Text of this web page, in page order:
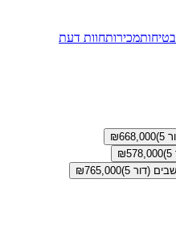
בטיחותמכירותחוות דעת
₪668,000
₪578,000
₪765,000